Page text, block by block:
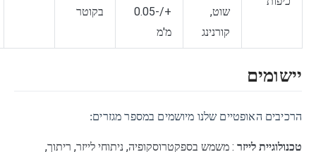
שוט,
קורנינג
+/-0.05
מ'מ
בקוטר
יישומים
הרכיבים האופטיים שלנו מיושמים במספר מגזרים:
טכנולוגיית לייזר : משמש בספקטרוסקופיה, ניתוחי לייזר, ריתוך,